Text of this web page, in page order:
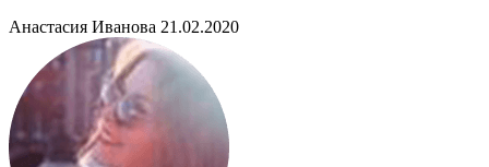
Анастасия Иванова 21.02.2020